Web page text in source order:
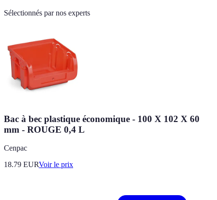
Sélectionnés par nos experts
Bac à bec plastique économique - 100 X 102 X 60
mm - ROUGE 0,4 L
Cenpac
18.79 EURVoir le prix